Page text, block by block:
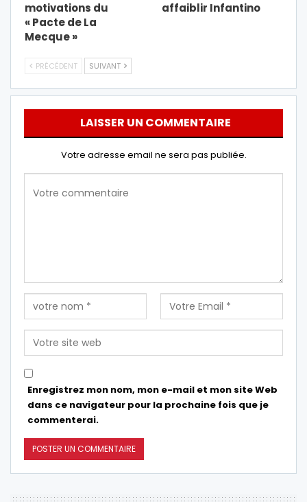
motivations du
« Pacte de La
Mecque »
affaiblir Infantino
PRÉCÉDENT SUIVANT
LAISSER UN COMMENTAIRE
Votre adresse email ne sera pas publiée.
Enregistrez mon nom, mon e-mail et mon site Web
dans ce navigateur pour la prochaine fois que je
commenterai.